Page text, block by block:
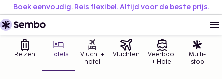
Boek eenvoudig. Reis flexibel. Altijd voor de beste prijs.
Reizen Hotels
Vlucht +
hotel
Vluchten
Veerboot
+ Hotel
Multi-
stop